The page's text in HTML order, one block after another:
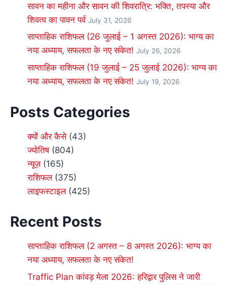
सावन का महीना और सावन की शिवरात्रि: भक्ति, तपस्या और
शिवत्व का पावन पर्व July 31, 2026
साप्ताहिक राशिफल (26 जुलाई – 1 अगस्त 2026): भाग्य का
नया अध्याय, सफलता के नए संकेत! July 26, 2026
साप्ताहिक राशिफल (19 जुलाई – 25 जुलाई 2026): भाग्य का
नया अध्याय, सफलता के नए संकेत! July 19, 2026
Posts Categories
क्यों और कैसे(43)
ज्योतिष(804)
न्यूज़(165)
राशिफल(375)
लाइफस्टाइल(425)
Recent Posts
साप्ताहिक राशिफल (2 अगस्त – 8 अगस्त 2026): भाग्य का
नया अध्याय, सफलता के नए संकेत!
Traffic Plan कांवड़ मेला 2026: हरिद्वार पुलिस ने जारी